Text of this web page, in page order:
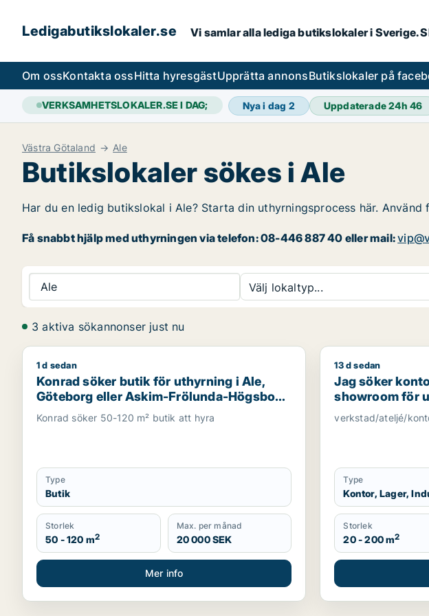
Ledigabutikslokaler.se Vi samlar alla lediga butikslokaler i Sverige.
Om ossKontakta ossHitta hyresgästUpprätta annonsButikslokaler på
VERKSAMHETSLOKALER.SE I DAG; Nya i dag 2 Uppdaterade 24h46
Västra Götaland Ale
Butikslokaler sökes i Ale
Har du en ledig butikslokal i Ale? Starta din uthyrningsprocess här.
Få snabbt hjälp med uthyrningen via telefon: 08-446 887 40 eller mail:
Ale Välj lokaltyp...
3 aktiva sökannonser just nu
Konrad söker butik för uthyrning i Ale, Göteborg eller Askim-Frölunda-
1 d sedan
Konrad söker butik för uthyrning i Ale,
Göteborg eller Askim-Frölunda-Högsbo
m.fl.
Konrad söker 50-120 m² butik att hyra
Type
Butik
Storlek
50 - 120 m2
Max. per månad
20 000 SEK
Mer info
Jag söker
13 d sedan
Jag söker
showroom för
verkstad/ateljé/
Type
Kontor, Lager,
Storlek
20 - 200 m2